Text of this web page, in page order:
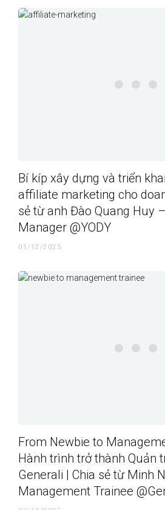
Bí kíp xây dựng và triển
affiliate marketing cho
sẻ từ anh Đào Quang Huy
Manager @YODY
01/12/2025
From Newbie to
Hành trình trở thành Quản
Generali | Chia sẻ từ Minh
Management Trainee